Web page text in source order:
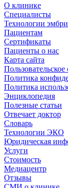
О клинике
Специалисты
Технологии
Пациентам
Сертификаты
Пациенты о нас
Карта сайта
Политика
Политика
Энциклопедия
Полезные статьи
Отвечает доктор
Словарь
Технологии ЭКО
Юридическая
Услуги
Стоимость
Медиацентр
Отзывы